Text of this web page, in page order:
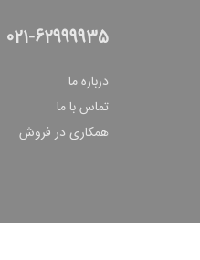
021-62999935
درباره ما
تماس با ما
همکاری در فروش